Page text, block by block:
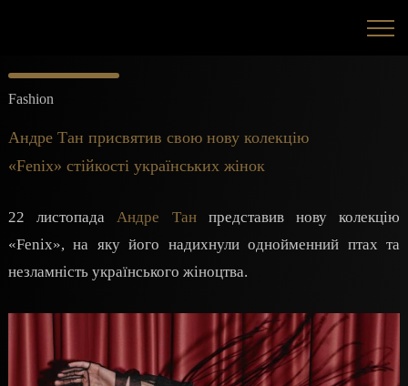
Fashion
Андре Тан присвятив свою нову колекцію
«Fenix» стійкості українських жінок
22 листопада Андре Танпредставив нову колекцію
«Fenix», на яку його надихнули однойменний птах та
незламність українського жіноцтва.